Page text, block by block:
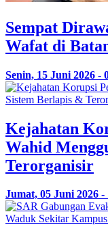
Sempat
Wafat di
Senin, 15 Juni 2026 -
Kejahatan
Wahid
Terorganisir
Jumat, 05 Juni 2026